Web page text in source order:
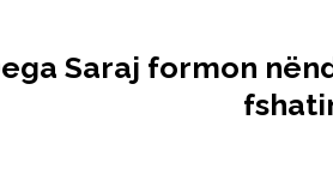
Saraj formon